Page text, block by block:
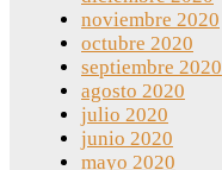
noviembre 2020
octubre 2020
septiembre 2020
agosto 2020
julio 2020
junio 2020
mayo 2020